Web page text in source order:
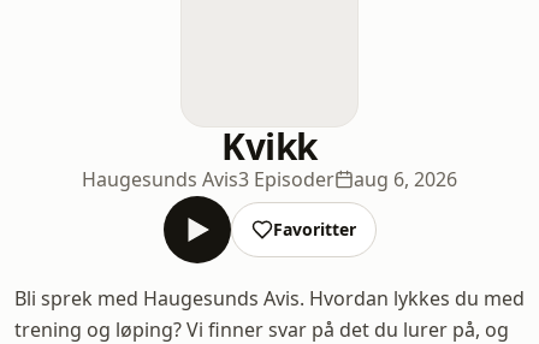
Kvikk
Haugesunds Avis3 Episoder aug 6, 2026
Favoritter
Bli sprek med Haugesunds Avis. Hvordan lykkes du med
trening og løping? Vi finner svar på det du lurer på, og